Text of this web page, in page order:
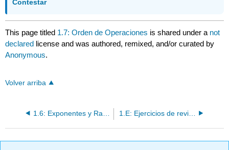
Contestar
This page titled 1.7: Orden de Operaciones is shared under a not
declared license and was authored, remixed, and/or curated by
Anonymous.
Volver arriba
1.E: Ejercicios de revisión y examen de muestra